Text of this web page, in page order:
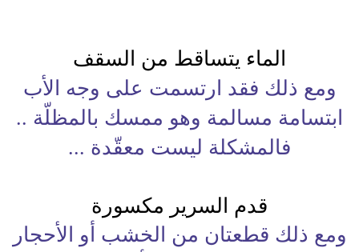
الماء يتساقط من السقف
ومع ذلك فقد ارتسمت على وجه الأب
ابتسامة مسالمة وهو ممسك بالمظلّة ..
فالمشكلة ليست معقّدة ...
قدم السرير مكسورة
ومع ذلك قطعتان من الخشب أو الأحجار